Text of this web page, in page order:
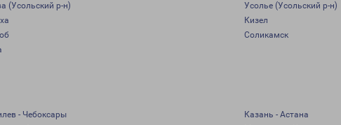
(Усольский р-н)
Усолье (Усольский р-н)
Кизел
Соликамск
- Чебоксары
Казань - Астана